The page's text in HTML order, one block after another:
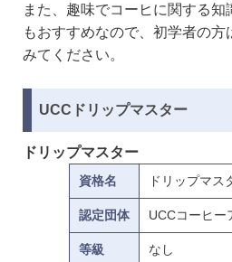
また、趣味でコーヒに関する知
もおすすめなので、初学者の方
みてください。
UCCドリップマスター
ドリップマスター
資格名 ドリップマス
認定団体 UCCコーヒー
等級 なし